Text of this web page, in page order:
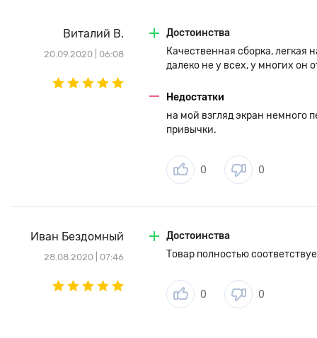
Виталий В.
20.09.2020 | 06:08
Достоинства
Качественная сборка, легкая
далеко не у всех, у многих он
Недостатки
на мой взгляд экран немного
привычки.
0 0
Иван Бездомный
28.08.2020 | 07:46
Достоинства
Товар полностью
0 0